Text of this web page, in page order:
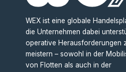
WEX ist eine globale
die Unternehmen dabei
operative Herausforderungen
meistern – sowohl in der
von Flotten als auch in der